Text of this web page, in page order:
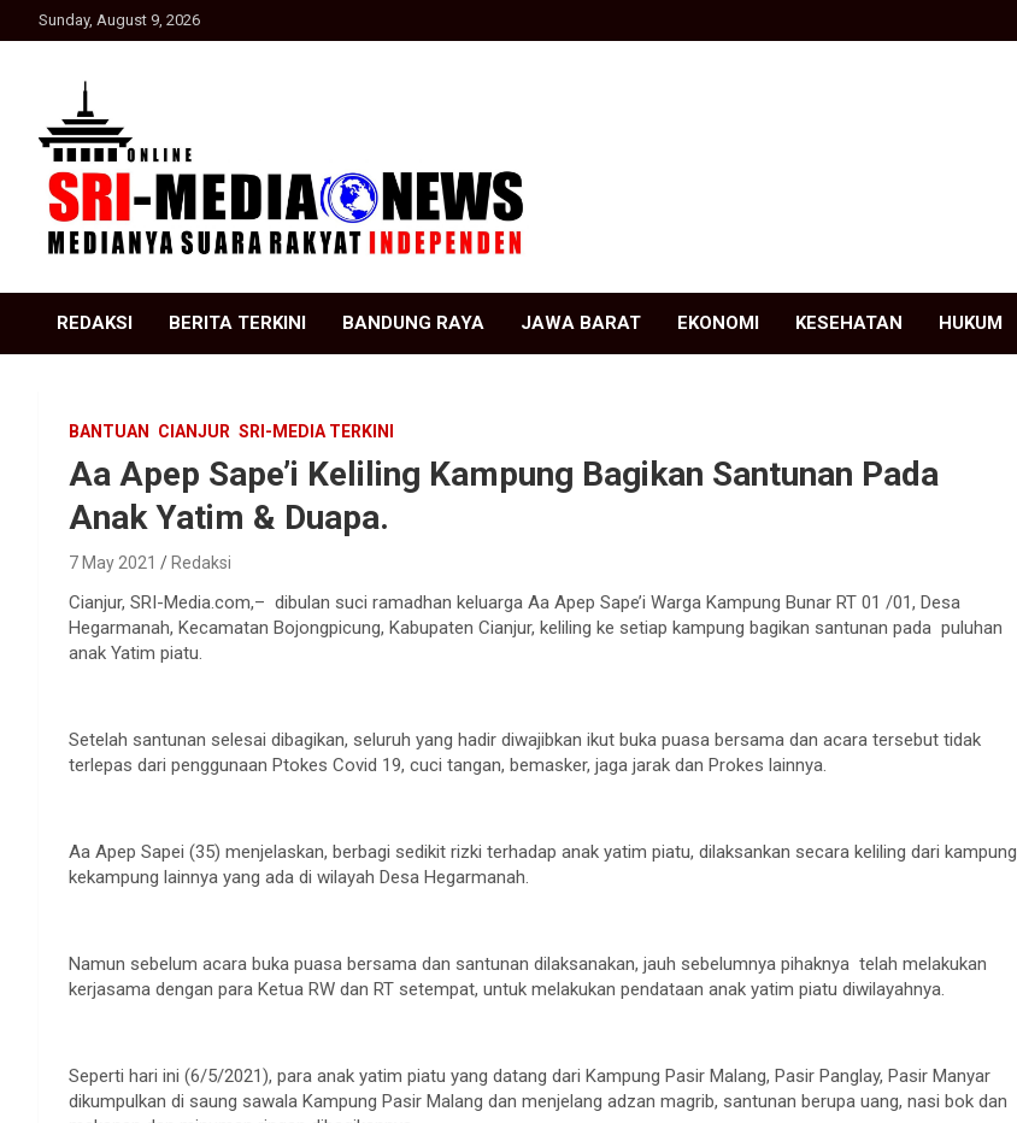
to
Sunday, August 9, 2026
SRI Media news
REDAKSI BERITA TERKINI BANDUNG RAYA JAWA BARAT EKONOMI KESEHATAN HUKUM
BANTUAN CIANJUR SRI-MEDIA TERKINI
Aa Apep Sape’i Keliling Kampung Bagikan Santunan Pada
Anak Yatim & Duapa.
7 May 2021 Redaksi
Cianjur, SRI-Media.com,– dibulan suci ramadhan keluarga Aa Apep Sape’i Warga Kampung Bunar RT 01 /01, Desa
Hegarmanah, Kecamatan Bojongpicung, Kabupaten Cianjur, keliling ke setiap kampung bagikan santunan pada puluhan
anak Yatim piatu.
Setelah santunan selesai dibagikan, seluruh yang hadir diwajibkan ikut buka puasa bersama dan acara tersebut tidak
terlepas dari penggunaan Ptokes Covid 19, cuci tangan, bemasker, jaga jarak dan Prokes lainnya.
Aa Apep Sapei (35) menjelaskan, berbagi sedikit rizki terhadap anak yatim piatu, dilaksankan secara keliling dari kampung
kekampung lainnya yang ada di wilayah Desa Hegarmanah.
Namun sebelum acara buka puasa bersama dan santunan dilaksanakan, jauh sebelumnya pihaknya telah melakukan
kerjasama dengan para Ketua RW dan RT setempat, untuk melakukan pendataan anak yatim piatu diwilayahnya.
Seperti hari ini (6/5/2021), para anak yatim piatu yang datang dari Kampung Pasir Malang, Pasir Panglay, Pasir Manyar
dikumpulkan di saung sawala Kampung Pasir Malang dan menjelang adzan magrib, santunan berupa uang, nasi bok dan